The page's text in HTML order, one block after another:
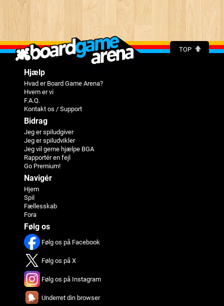
TOP
Hjælp
Hvad er Board Game Arena?
Hvem er vi
F.A.Q.
Kontakt os / Support
Bidrag
Jeg er spiludgiver
Jeg er spiludvikler
Jeg vil gerne hjælpe BGA
Rapportér en fejl
Go Premium!
Navigér
Hjem
Spil
Fællesskab
Fora
Følg os
Følg os på Facebook
Følg os på X
Følg os på Instagram
Underret din browser